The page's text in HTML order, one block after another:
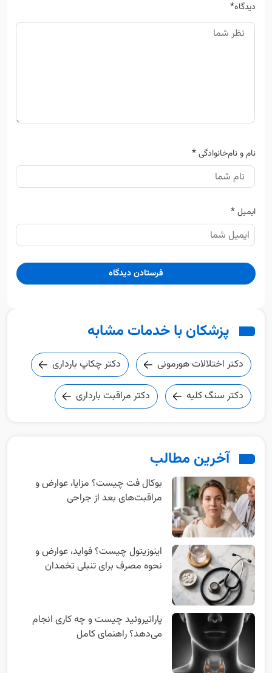
دیدگاه*
نام و نام‌خانوادگی*
ایمیل*
پزشکان با خدمات مشابه
دکتر اختلالات هورمونی دکتر چکاپ بارداری
دکتر سنگ کلیه دکتر مراقبت بارداری
آخرین مطالب
بوکال فت چیست؟ مزایا، عوارض و
مراقبت‌های بعد از جراحی
اینوزیتول چیست؟ فواید، عوارض و
نحوه مصرف برای تنبلی تخمدان
پاراتیروئید چیست و چه کاری انجام
می‌دهد؟ راهنمای کامل